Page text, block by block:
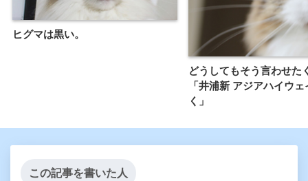
ヒグマは黒い。
どうしてもそう言わせた
「井浦新 アジアハイウ
く」
この記事を書いた人